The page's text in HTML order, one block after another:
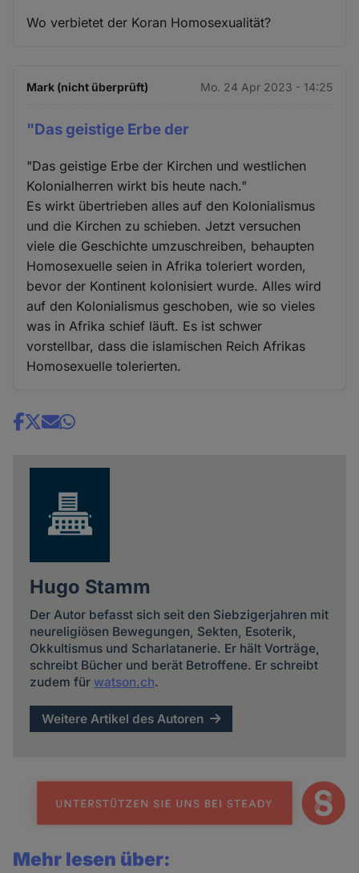
Wo verbietet der Koran Homosexualität?
Mark (nicht überprüft) Mo. 24 Apr 2023 - 14:25
"Das geistige Erbe der
"Das geistige Erbe der Kirchen und westlichen
Kolonialherren wirkt bis heute nach."
Es wirkt übertrieben alles auf den Kolonialismus
und die Kirchen zu schieben. Jetzt versuchen
viele die Geschichte umzuschreiben, behaupten
Homosexuelle seien in Afrika toleriert worden,
bevor der Kontinent kolonisiert wurde. Alles wird
auf den Kolonialismus geschoben, wie so vieles
was in Afrika schief läuft. Es ist schwer
vorstellbar, dass die islamischen Reich Afrikas
Homosexuelle tolerierten.
Share
Hugo Stamm
Der Autor befasst sich seit den Siebzigerjahren mit
neureligiösen Bewegungen, Sekten, Esoterik,
Okkultismus und Scharlatanerie. Er hält Vorträge,
schreibt Bücher und berät Betroffene. Er schreibt
zudem für watson.ch.
Weitere Artikel des Autoren
Mehr lesen über: